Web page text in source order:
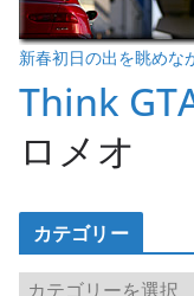
新春初日の出を眺めな
Think
ロメオ
カテゴリー
カ